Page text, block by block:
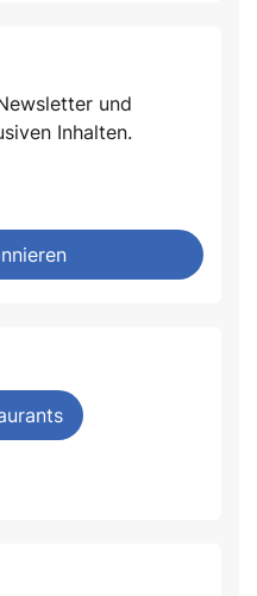
und
Inhalten.